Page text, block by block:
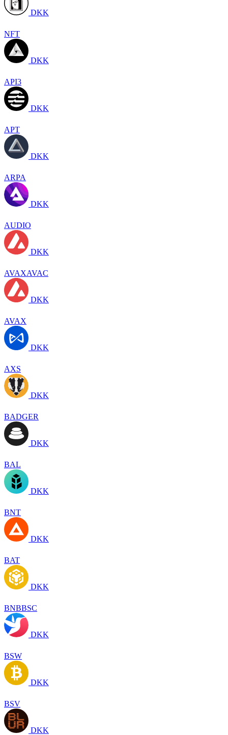
DKK
NFT
DKK
API3
DKK
APT
DKK
ARPA
DKK
AUDIO
DKK
AVAXAVAC
DKK
AVAX
DKK
AXS
DKK
BADGER
DKK
BAL
DKK
BNT
DKK
BAT
DKK
BNBBSC
DKK
BSW
DKK
BSV
DKK